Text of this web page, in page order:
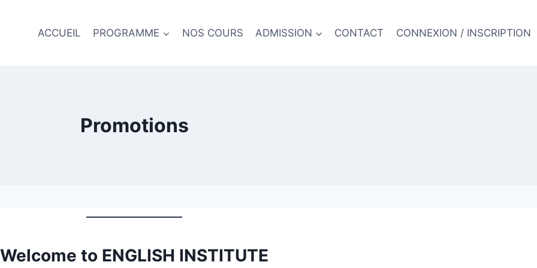
ACCUEIL PROGRAMME NOS COURS ADMISSION CONTACT CONNEXION / INSCRIPTION
Promotions
Welcome to ENGLISH INSTITUTE